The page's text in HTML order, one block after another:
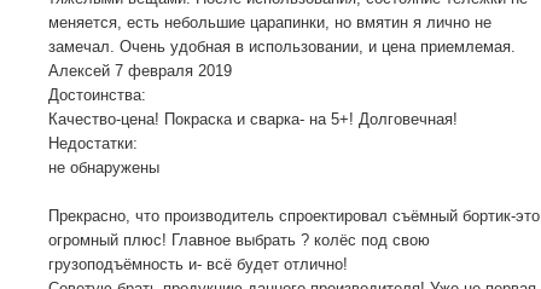
меняется, есть небольшие царапинки, но вмятин я лично не
замечал. Очень удобная в использовании, и цена приемлемая.
Алексей 7 февраля 2019
Достоинства:
Качество-цена! Покраска и сварка- на 5+! Долговечная!
Недостатки:
не обнаружены
Прекрасно, что производитель спроектировал съёмный бортик-это
огромный плюс! Главное выбрать ? колёс под свою
грузоподъёмность и- всё будет отлично!